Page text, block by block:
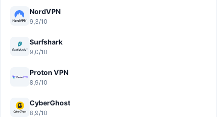
NordVPN
9,3/10
Surfshark
9,0/10
Proton VPN
8,9/10
CyberGhost
8,9/10